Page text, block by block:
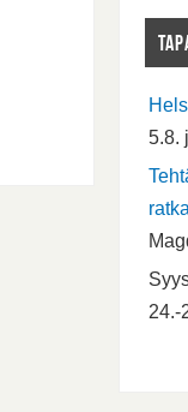
5.8.
24.-